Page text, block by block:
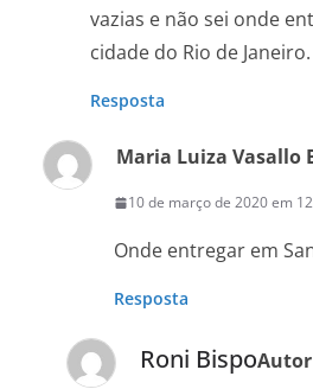
vazias e não sei onde
cidade do Rio de Janeiro.
Resposta
Maria Luiza Vasallo
10 de março de 2020 em
Onde entregar em
Resposta
Roni Bispo